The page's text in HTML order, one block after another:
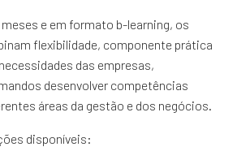
meses e em formato b-learning, os
flexibilidade, componente prática
das empresas,
desenvolver competências
áreas da gestão e dos negócios.
disponíveis: